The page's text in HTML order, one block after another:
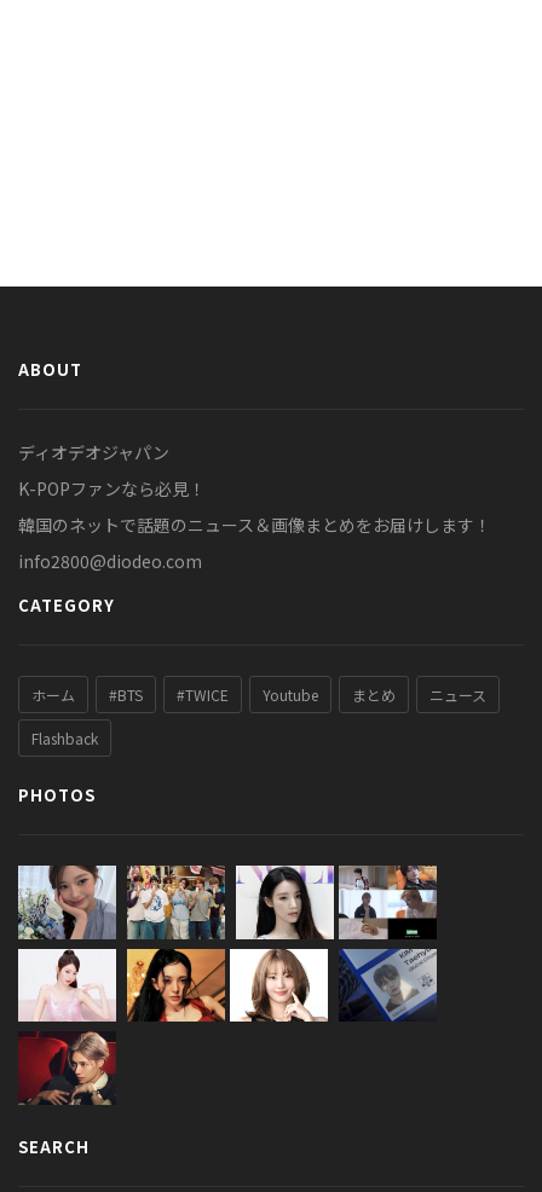
ABOUT
ディオデオジャパン
K-POPファンなら必見！
韓国のネットで話題のニュース＆画像まとめをお届けします！
info2800@diodeo.com
CATEGORY
ホーム #BTS #TWICE Youtube まとめ ニュース
Flashback
PHOTOS
SEARCH